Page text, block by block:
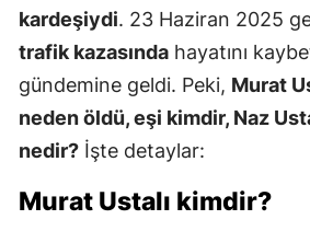
kardeşiydi. 23 Haziran 2025
trafik kazasında hayatını
gündemine geldi. Peki, Murat
neden öldü, eşi kimdir, Naz
nedir? İşte detaylar:
Murat Ustalı kimdir?